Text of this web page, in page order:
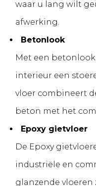
waar u lang wilt
afwerking.
Betonlook
Met een
interieur een
vloer combineert
beton met het
Epoxy gietvloer
De Epoxy
industriële en
glanzende vloeren